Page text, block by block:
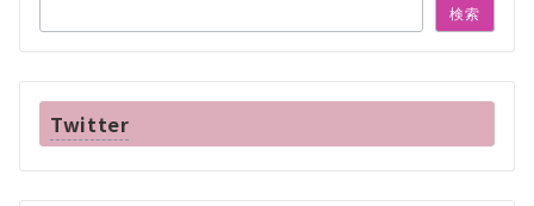
検索
Twitter